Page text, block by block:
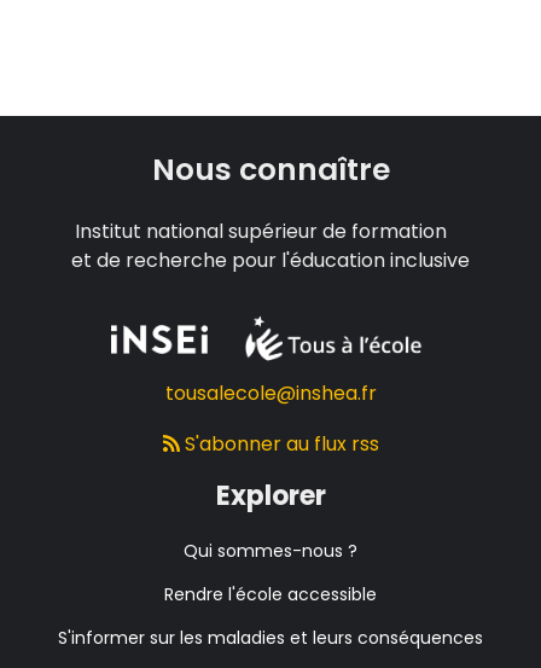
Nous connaître
Institut national supérieur de formation
et de recherche pour l'éducation inclusive
tousalecole@inshea.fr
S'abonner au flux rss
Explorer
Qui sommes-nous ?
Rendre l'école accessible
S'informer sur les maladies et leurs conséquences